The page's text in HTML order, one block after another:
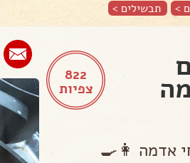
> תבשילים >
822
צפיות
אדמה 👩‍🍳